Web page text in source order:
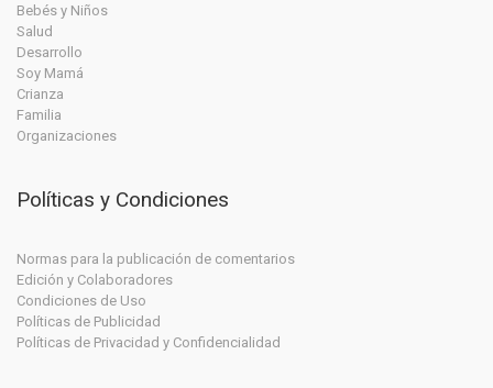
Bebés y Niños
Salud
Desarrollo
Soy Mamá
Crianza
Familia
Organizaciones
Políticas y Condiciones
Normas para la publicación de comentarios
Edición y Colaboradores
Condiciones de Uso
Políticas de Publicidad
Políticas de Privacidad y Confidencialidad